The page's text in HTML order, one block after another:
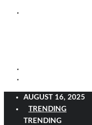
AUGUST 16, 2025
TRENDING
TRENDING